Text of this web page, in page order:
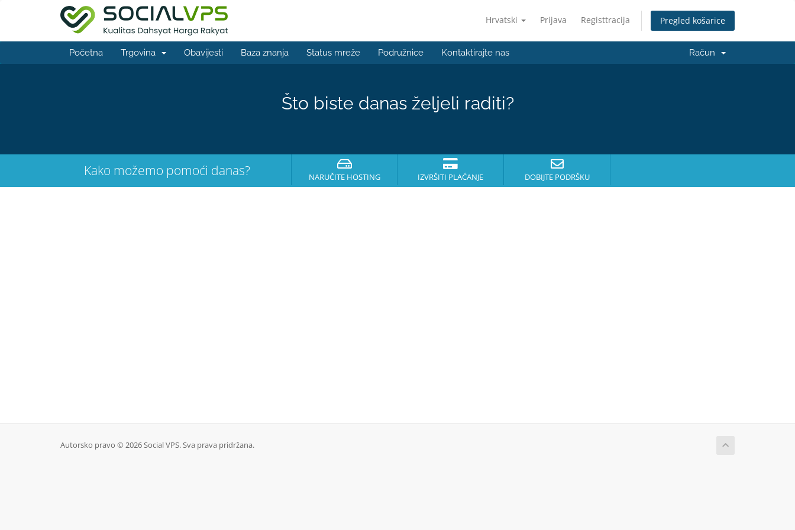
Hrvatski Prijava Registtracija Pregled košarice
Početna Trgovina Obavijesti Baza znanja Status mreže Podružnice Kontaktirajte nas Račun
Što biste danas željeli raditi?
Kako možemo pomoći danas? NARUČITE HOSTING IZVRŠITI PLAĆANJE DOBIJTE PODRŠKU
Autorsko pravo © 2026 Social VPS. Sva prava pridržana.